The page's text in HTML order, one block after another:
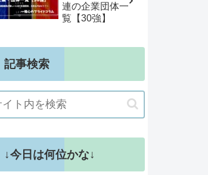
連の企業団体一
覧【30強】
記事検索
↓今日は何位かな↓